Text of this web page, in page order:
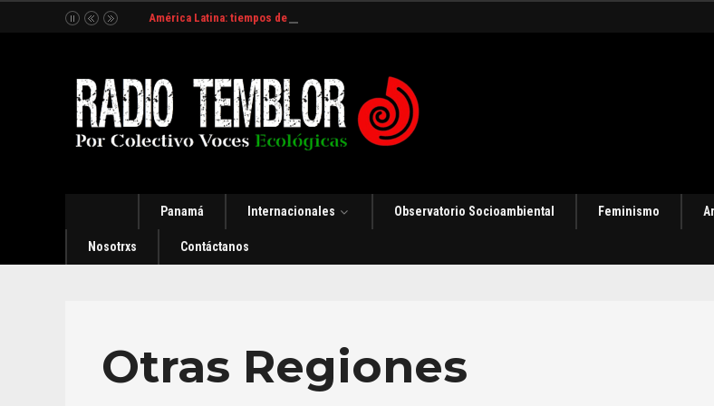
América Latina: tiempos de incertidumbre y organización
Panamá Internacionales Observatorio Socioambiental Feminismo
Nosotrxs Contáctanos
Otras Regiones